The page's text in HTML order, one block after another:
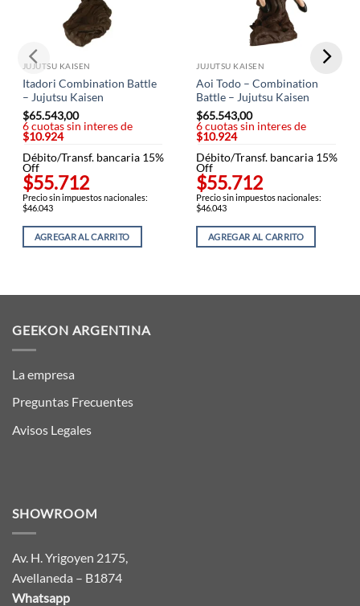
JUJUTSU KAISEN
Itadori Combination Battle
– Jujutsu Kaisen
$65.543,00
6 cuotas sin interes de
$10.924
Débito/Transf. bancaria 15%
Off
$55.712
Precio sin impuestos nacionales:
$46.043
AGREGAR AL CARRITO
JUJUTSU KAISEN
Aoi Todo – Combination
Battle – Jujutsu Kaisen
$65.543,00
6 cuotas sin interes de
$10.924
Débito/Transf. bancaria 15%
Off
$55.712
Precio sin impuestos nacionales:
$46.043
AGREGAR AL CARRITO
GEEKON ARGENTINA
La empresa
Preguntas Frecuentes
Avisos Legales
SHOWROOM
Av. H. Yrigoyen 2175,
Avellaneda – B1874
Whatsapp